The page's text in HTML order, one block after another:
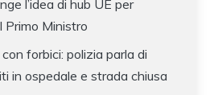
l’idea di hub UE per
Primo Ministro
forbici: polizia parla di
in ospedale e strada chiusa